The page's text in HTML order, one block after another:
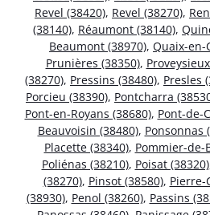
Revel (38420), Revel (38270),
(38140), Réaumont (38140),
Beaumont (38970), Quaix-en-
Prunières (38350),
(38270), Pressins (38480), Presles
Porcieu (38390), Pontcharra
Pont-en-Royans (38680), Pont-de-
Beauvoisin (38480), Ponsonnas
Placette (38340), Pommier-de-
Poliénas (38210), Poisat (38320)
(38270), Pinsot (38580), Pierre-
(38930), Penol (38260), Passins